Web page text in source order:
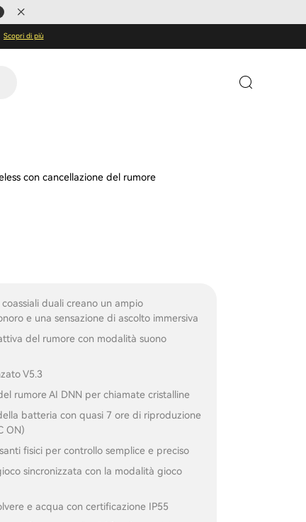
Scopri di più
con cancellazione del rumore
duali creano un ampio
e una sensazione di ascolto immersiva
del rumore con modalità suono
V5.3
rumore AI DNN per chiamate cristalline
batteria con quasi 7 ore di riproduzione
ON)
fisici per controllo semplice e preciso
sincronizzata con la modalità gioco
e acqua con certificazione IP55